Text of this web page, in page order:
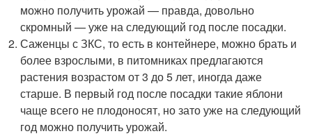
можно получить урожай — правда, довольно
скромный — уже на следующий год после посадки.
Саженцы с ЗКС, то есть в контейнере, можно брать и
более взрослыми, в питомниках предлагаются
растения возрастом от 3 до 5 лет, иногда даже
старше. В первый год после посадки такие яблони
чаще всего не плодоносят, но зато уже на следующий
год можно получить урожай.